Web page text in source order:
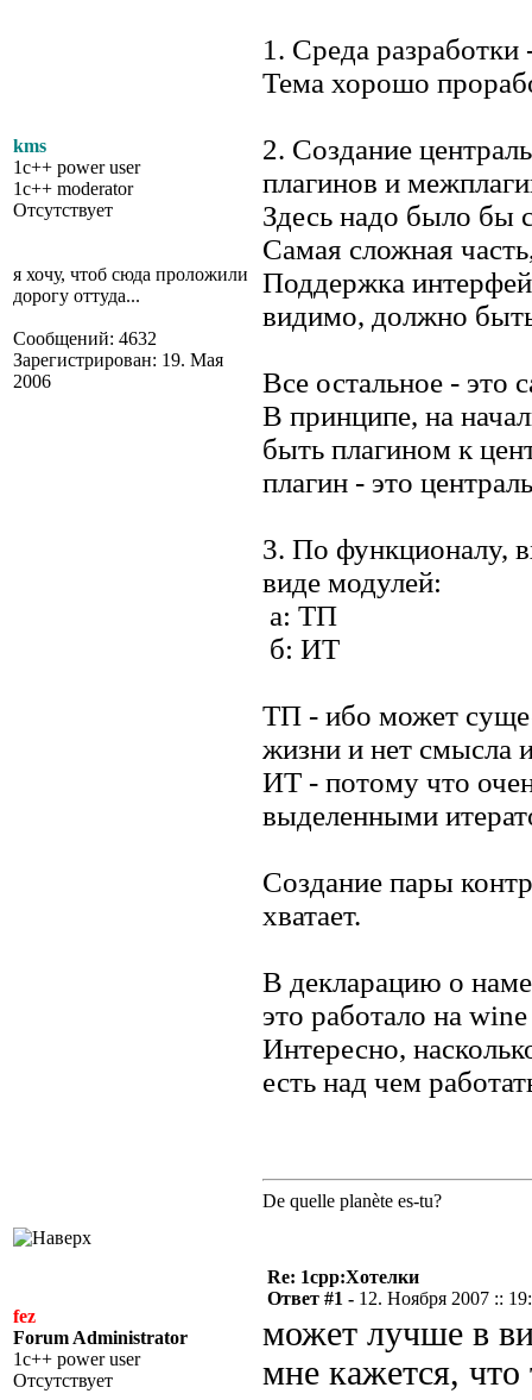
kms
1c++ power user
1c++ moderator
Отсутствует
я хочу, чтоб сюда проложили
дорогу оттуда...
Сообщений: 4632
Зарегистрирован: 19. Мая
2006
1. Среда
Тема хорошо
2. Создание
плагинов и
Здесь надо было бы
Самая сложная
Поддержка
видимо, должно
Все остальное - это
В принципе, на
быть плагином к
плагин - это
3. По функционалу,
виде модулей:
a: ТП
б: ИТ
ТП - ибо может
жизни и нет смысла
ИТ - потому что
выделенными
Создание пары
хватает.
В декларацию о
это работало на
Интересно,
есть над чем
De quelle planète es-tu?
fez
Forum Administrator
1c++ power user
Отсутствует
Re: 1cpp:Хотелки
Ответ #1 - 12. Ноября 2007 ::
может лучше в
мне кажется, что